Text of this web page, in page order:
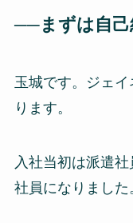
──まずは自己
玉城です。ジェ
ります。
入社当初は派遣
社員になりました